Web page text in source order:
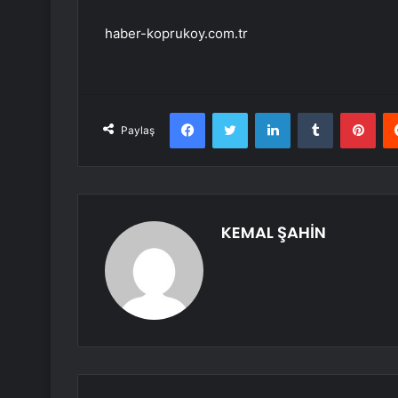
haber-koprukoy.com.tr
Paylaş
FacebookTwitter LinkedInTumblr
KEMAL ŞAHİN